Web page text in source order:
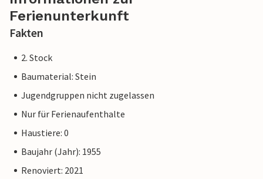
Ferienunterkunft
Fakten
2. Stock
Baumaterial: Stein
Jugendgruppen nicht zugelassen
Nur für Ferienaufenthalte
Haustiere: 0
Baujahr (Jahr): 1955
Renoviert: 2021